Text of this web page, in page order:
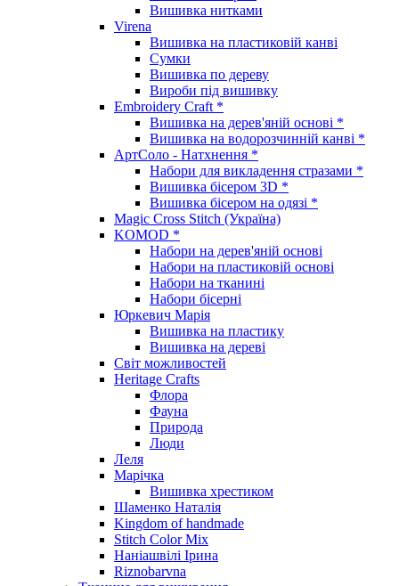
Вишивка нитками
Virena
Вишивка на пластиковій канві
Сумки
Вишивка по дереву
Вироби під вишивку
Embroidery Craft *
Вишивка на дерев'яній основі *
Вишивка на водорозчинній канві *
АртСоло - Натхнення *
Набори для викладення стразами *
Вишивка бісером 3D *
Вишивка бісером на одязі *
Magic Cross Stitch (Україна)
KOMOD *
Набори на дерев'яній основі
Набори на пластиковій основі
Набори на тканині
Набори бісерні
Юркевич Марія
Вишивка на пластику
Вишивка на дереві
Світ можливостей
Heritage Crafts
Флора
Фауна
Природа
Люди
Леля
Марічка
Вишивка хрестиком
Шаменко Наталія
Kingdom of handmade
Stitch Color Mix
Наніашвілі Ірина
Riznobarvna